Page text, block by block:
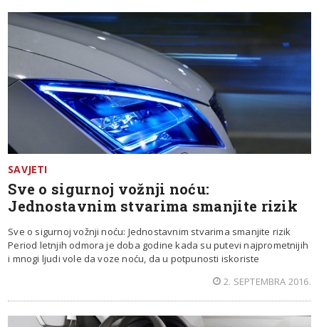
SAVJETI
Sve o sigurnoj vožnji noću:
Jednostavnim stvarima smanjite rizik
Sve o sigurnoj vožnji noću: Jednostavnim stvarima smanjite rizik
Period letnjih odmora je doba godine kada su putevi najprometnijih
i mnogi ljudi vole da voze noću, da u potpunosti iskoriste
2. SEPTEMBRA 2016.